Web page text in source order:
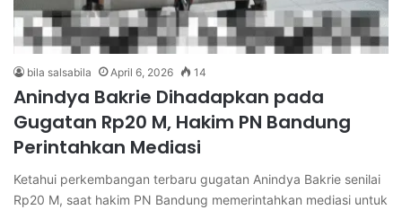
bila salsabila April 6, 2026 14
Anindya Bakrie Dihadapkan pada
Gugatan Rp20 M, Hakim PN Bandung
Perintahkan Mediasi
Ketahui perkembangan terbaru gugatan Anindya Bakrie senilai
Rp20 M, saat hakim PN Bandung memerintahkan mediasi untuk